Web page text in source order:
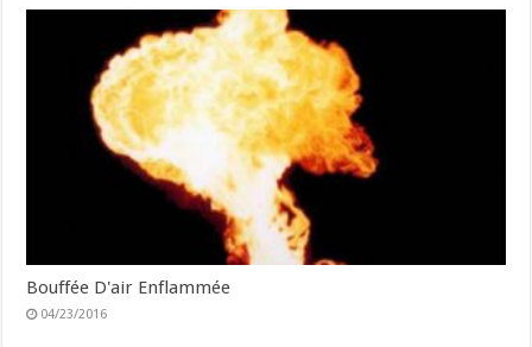
Bouffée D'air Enflammée
04/23/2016